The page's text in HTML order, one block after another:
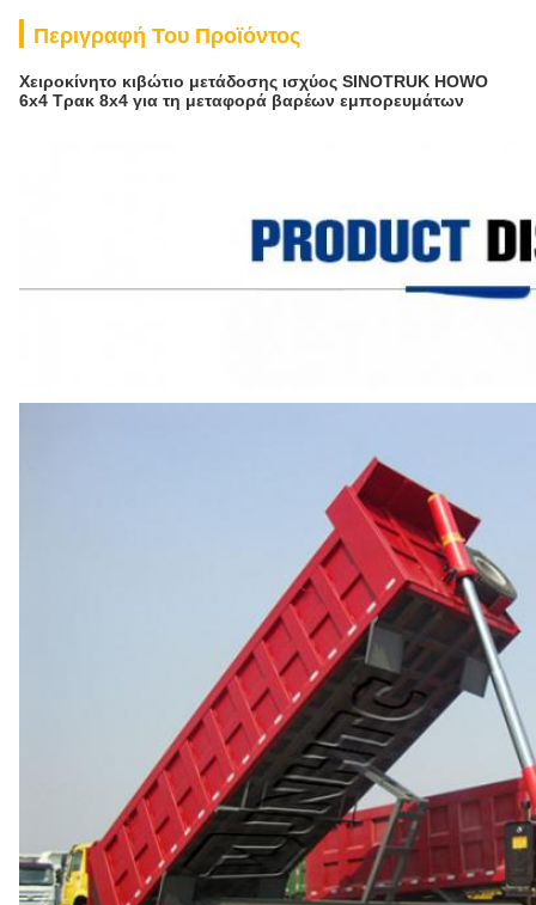
Περιγραφή Του Προϊόντος
Χειροκίνητο κιβώτιο μετάδοσης ισχύος SINOTRUK HOWO
6x4 Τρακ 8x4 για τη μεταφορά βαρέων εμπορευμάτων